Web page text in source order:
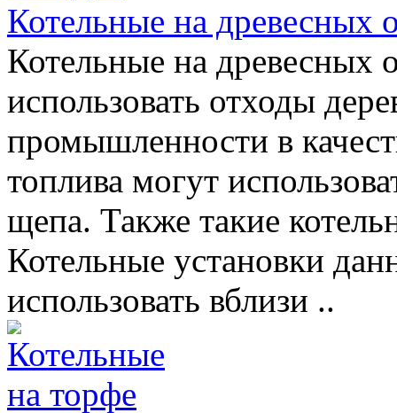
Котельные на древесных
Котельные на древесных
использовать отходы
промышленности в
топлива могут
щепа. Также такие
Котельные установки
использовать вблизи ..